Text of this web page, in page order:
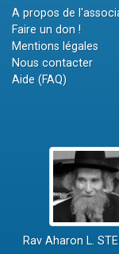
A propos de
Faire un don !
Mentions légales
Nous contacter
Aide (FAQ)
Rav Aharon L.